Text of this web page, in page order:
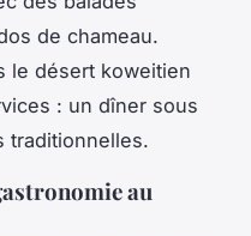
de chameau.
le désert koweitien
: un dîner sous
traditionnelles.
au